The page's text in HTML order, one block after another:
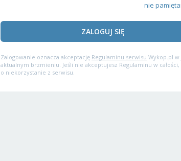
nie
ZALOGUJ SIĘ
Zalogowanie oznacza akceptację Regulaminu serwisu Wykop.pl w
aktualnym brzmieniu. Jeśli nie akceptujesz Regulaminu w
o niekorzystanie z serwisu.